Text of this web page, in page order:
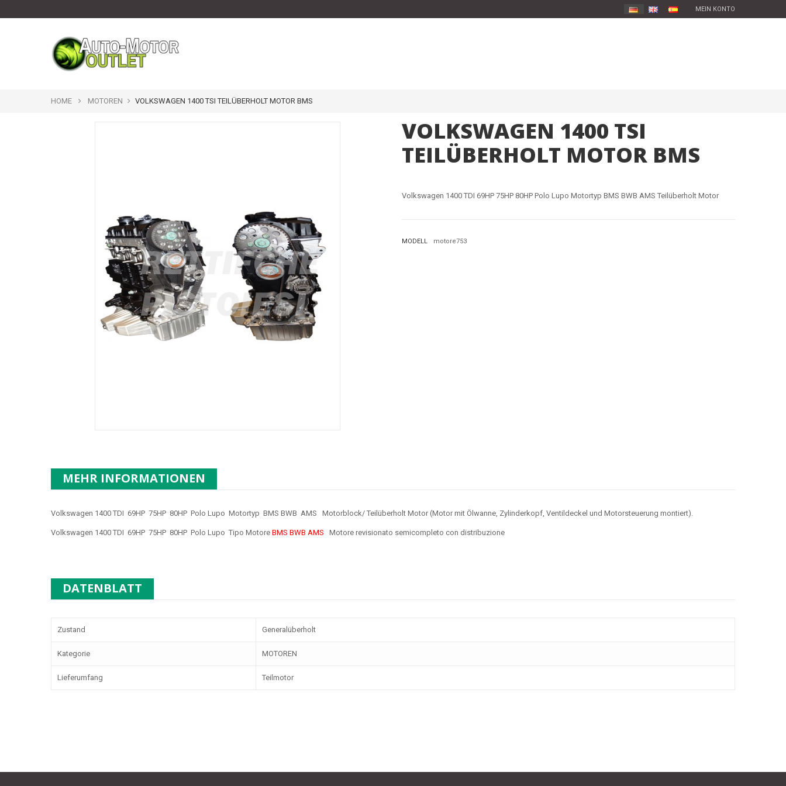
MEIN KONTO
HOME MOTOREN VOLKSWAGEN 1400 TSI TEILÜBERHOLT MOTOR BMS
VOLKSWAGEN 1400 TSI
TEILÜBERHOLT MOTOR BMS
Volkswagen 1400 TDI 69HP 75HP 80HP Polo Lupo Motortyp BMS BWB AMS Teilüberholt Motor
MODELL motore753
MEHR INFORMATIONEN
Volkswagen 1400 TDI 69HP 75HP 80HP Polo Lupo Motortyp BMS BWB AMS Motorblock/ Teilüberholt Motor (Motor mit Ölwanne, Zylinderkopf, Ventildeckel und Motorsteuerung montiert).
Volkswagen 1400 TDI 69HP 75HP 80HP Polo Lupo Tipo Motore BMS BWB AMS Motore revisionato semicompleto con distribuzione
DATENBLATT
Zustand Generalüberholt
Kategorie MOTOREN
Lieferumfang Teilmotor